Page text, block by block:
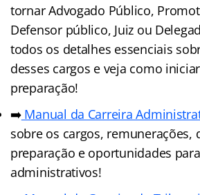
tornar Advogado Público,
Defensor público, Juiz ou
todos os detalhes essenciais
desses cargos e veja como
preparação!
➡️Manual da Carreira
sobre os cargos, remunerações,
preparação e oportunidades
administrativos!